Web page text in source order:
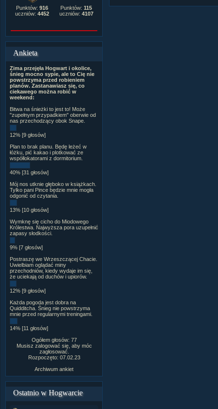
Punktów: 916
uczniów: 4452
Punktów: 115
uczniów: 4107
Ankieta
Zima przejęła Hogwart i okolice,
śnieg mocno sypie, ale to Cię nie
powstrzyma przed robieniem
planów. Zastanawiasz się, co
ciekawego można robić w
weekend:
Bitwa na śnieżki to jest to! Może
"zupełnym przypadkiem" oberwie od
nas przechodzący obok Snape.
12% [9 głosów]
Plan to brak planu. Będę leżeć w
łóżku, pić kakao i plotkować ze
współlokatorami z dormitorium.
40% [31 głosów]
Mój nos utknie głęboko w książkach.
Tylko pani Pince będzie mnie mogła
odgonić od czytania.
13% [10 głosów]
Wymknę się cicho do Miodowego
Królestwa. Najwyższa pora uzupełnić
zapasy słodkości.
9% [7 głosów]
Postraszę we Wrzeszczącej Chacie.
Uwielbiam oglądać miny
przechodniów, kiedy wydaje im się,
że uciekają od duchów i upiorów.
12% [9 głosów]
Każda pogoda jest dobra na
Quidditcha. Śnieg nie powstrzyma
mnie przed regularnymi treningami.
14% [11 głosów]
Ogółem głosów: 77
Musisz zalogować się, aby móc
zagłosować.
Rozpoczęto: 07.02.23
Archiwum ankiet
Ostatnio w Hogwarcie